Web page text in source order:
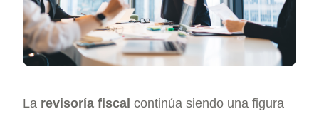
La revisoría fiscal continúa siendo una figura